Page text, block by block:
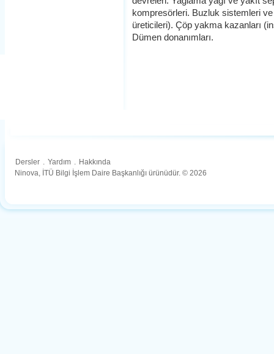
kompresörleri. Buzluk sistemleri
üreticileri). Çöp yakma kazanları
Dümen donanımları.
Dersler . Yardım . Hakkında
Ninova, İTÜ Bilgi İşlem Daire Başkanlığı ürünüdür. © 2026